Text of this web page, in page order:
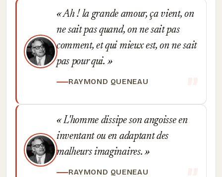
Ah ! la grande amour, ça vient, on
ne sait pas quand, on ne sait pas
comment, et qui mieux est, on ne sait
pas pour qui.
RAYMOND QUENEAU
L'homme dissipe son angoisse en
inventant ou en adaptant des
malheurs imaginaires.
RAYMOND QUENEAU